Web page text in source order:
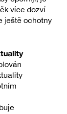
více dozví
ještě ochotny